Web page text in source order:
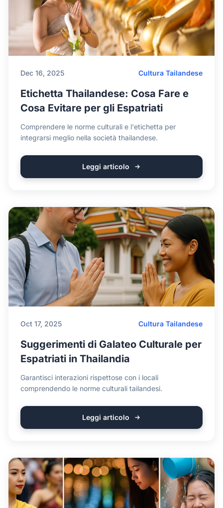
Dec 16, 2025 Cultura Tailandese
Etichetta Thailandese: Cosa Fare e
Cosa Evitare per gli Espatriati
Comprendere le norme culturali e l'etichetta per
integrarsi meglio nella società thailandese.
Leggi articolo
Oct 17, 2025 Cultura Tailandese
Suggerimenti di Galateo Culturale per
Espatriati in Thailandia
Garantisci interazioni rispettose con i locali
comprendendo le norme culturali tailandesi.
Leggi articolo